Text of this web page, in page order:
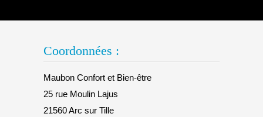
Coordonnées :
Maubon Confort et Bien-être
25 rue Moulin Lajus
21560 Arc sur Tille